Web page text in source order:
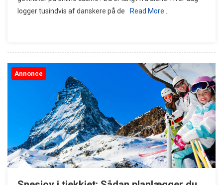
logger tusindvis af danskere på de
Read More…
Annonce